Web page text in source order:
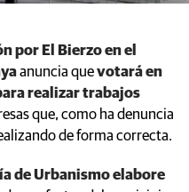
por El Bierzo en el
anuncia quevotará en
realizar trabajos
que, como ha denuncia
de forma correcta.
de Urbanismo elabore